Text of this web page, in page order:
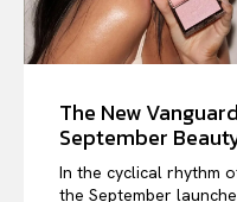
The New
September
In the cyclical rhythm
the September